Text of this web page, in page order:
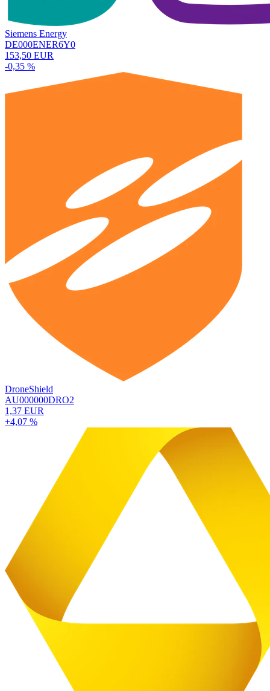
Siemens Energy
DE000ENER6Y0
153,50 EUR
-0,35 %
DroneShield
AU000000DRO2
1,37 EUR
+4,07 %